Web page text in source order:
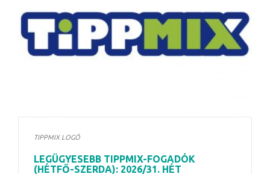
TIPPMIX LOGÓ
LEGÜGYESEBB TIPPMIX-FOGADÓK
(HÉTFŐ-SZERDA): 2026/31. HÉT